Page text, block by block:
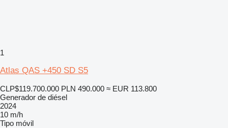
1
Atlas QAS +450 SD S5
CLP$119.700.000 PLN 490.000 ≈ EUR 113.800
Generador de diésel
2024
10 m/h
Tipo móvil